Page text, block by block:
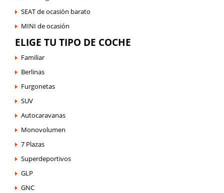
SEAT de ocasión barato
MINI de ocasión
ELIGE TU TIPO DE COCHE
Familiar
Berlinas
Furgonetas
SUV
Autocaravanas
Monovolumen
7 Plazas
Superdeportivos
GLP
GNC